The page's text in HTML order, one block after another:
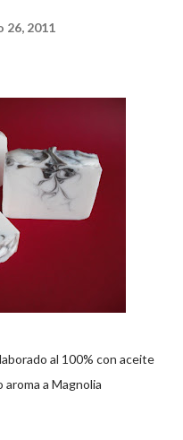
26, 2011
a Magnolia